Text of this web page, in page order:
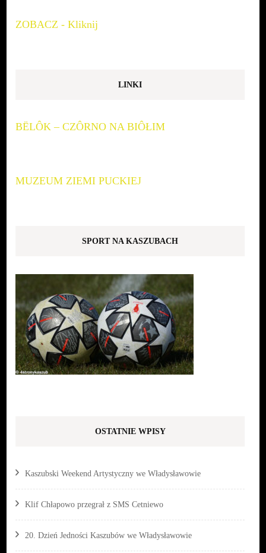
ZOBACZ - Kliknij
LINKI
BËLÔK – CZÔRNO NA BIÔŁIM
MUZEUM ZIEMI PUCKIEJ
SPORT NA KASZUBACH
OSTATNIE WPISY
Kaszubski Weekend Artystyczny we Władysławowie
Klif Chłapowo przegrał z SMS Cetniewo
20. Dzień Jedności Kaszubów we Władysławowie